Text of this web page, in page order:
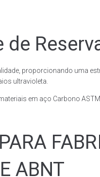
de
proporcionando uma
ultravioleta.
em aço Carbono
ABNT